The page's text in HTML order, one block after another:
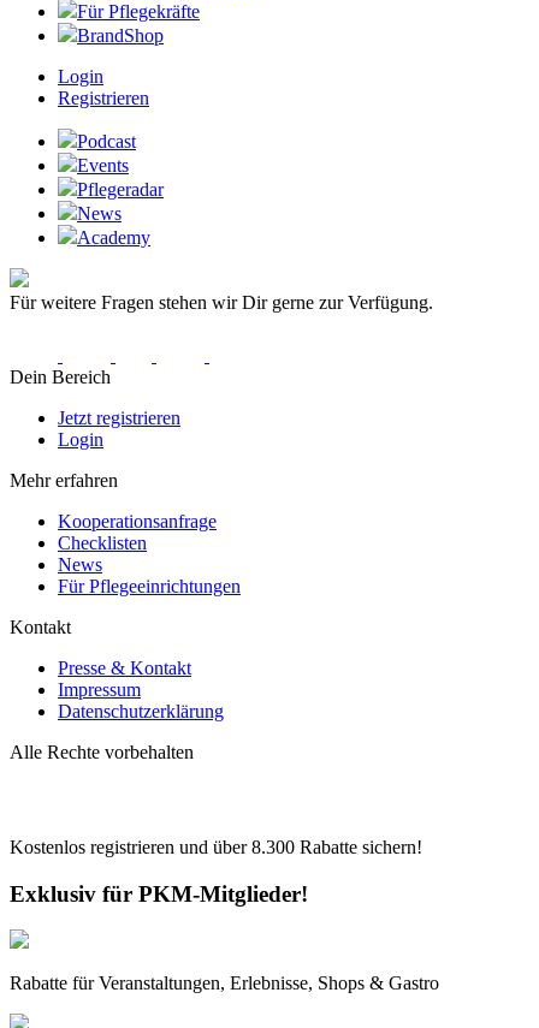
Für Pflegekräfte
BrandShop
Login
Registrieren
Podcast
Events
Pflegeradar
News
Academy
Für weitere Fragen stehen wir Dir gerne zur Verfügung.
Dein Bereich
Jetzt registrieren
Login
Mehr erfahren
Kooperationsanfrage
Checklisten
News
Für Pflegeeinrichtungen
Kontakt
Presse & Kontakt
Impressum
Datenschutzerklärung
Alle Rechte vorbehalten
Kostenlos registrieren und über8.300 Rabatte sichern!
Exklusiv für PKM-Mitglieder!
Rabatte für Veranstaltungen, Erlebnisse, Shops & Gastro